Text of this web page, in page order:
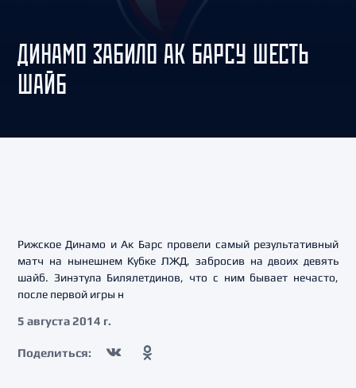
ДИНАМО ЗАБИЛО АК БАРСУ ШЕСТЬ
ШАЙБ
Рижское Динамо и Ак Барс провели самый результативный
матч на нынешнем Кубке ЛЖД, забросив на двоих девять
шайб. Зинэтула Билялетдинов, что с ним бывает нечасто,
после первой игры н
5 августа 2014 г.
Поделиться: